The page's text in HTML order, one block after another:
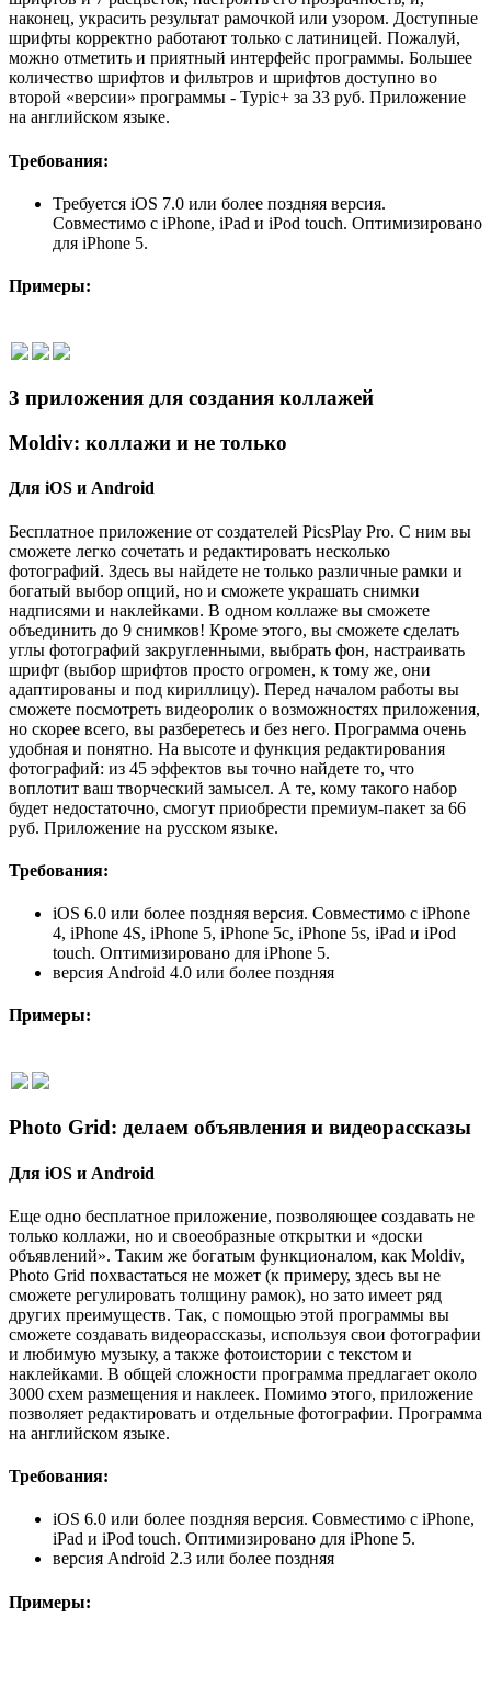
наконец, украсить результат рамочкой или узором. Доступные
шрифты корректно работают только с латиницей. Пожалуй,
можно отметить и приятный интерфейс программы. Большее
количество шрифтов и фильтров и шрифтов доступно во
второй «версии» программы - Typic+ за 33 руб. Приложение
на английском языке.
Требования:
Требуется iOS 7.0 или более поздняя версия.
Совместимо с iPhone, iPad и iPod touch. Оптимизировано
для iPhone 5.
Примеры:
3 приложения для создания коллажей
Moldiv: коллажи и не только
Для iOS и Android
Бесплатное приложение от создателей PicsPlay Pro. С ним вы
сможете легко сочетать и редактировать несколько
фотографий. Здесь вы найдете не только различные рамки и
богатый выбор опций, но и сможете украшать снимки
надписями и наклейками. В одном коллаже вы сможете
объединить до 9 снимков! Кроме этого, вы сможете сделать
углы фотографий закругленными, выбрать фон, настраивать
шрифт (выбор шрифтов просто огромен, к тому же, они
адаптированы и под кириллицу). Перед началом работы вы
сможете посмотреть видеоролик о возможностях приложения,
но скорее всего, вы разберетесь и без него. Программа очень
удобная и понятно. На высоте и функция редактирования
фотографий: из 45 эффектов вы точно найдете то, что
воплотит ваш творческий замысел. А те, кому такого набор
будет недостаточно, смогут приобрести премиум-пакет за 66
руб. Приложение на русском языке.
Требования:
iOS 6.0 или более поздняя версия. Совместимо с iPhone
4, iPhone 4S, iPhone 5, iPhone 5c, iPhone 5s, iPad и iPod
touch. Оптимизировано для iPhone 5.
версия Android 4.0 или более поздняя
Примеры:
Photo Grid: делаем объявления и видеорассказы
Для iOS и Android
Еще одно бесплатное приложение, позволяющее создавать не
только коллажи, но и своеобразные открытки и «доски
объявлений». Таким же богатым функционалом, как Moldiv,
Photo Grid похвастаться не может (к примеру, здесь вы не
сможете регулировать толщину рамок), но зато имеет ряд
других преимуществ. Так, с помощью этой программы вы
сможете создавать видеорассказы, используя свои фотографии
и любимую музыку, а также фотоистории с текстом и
наклейками. В общей сложности программа предлагает около
3000 схем размещения и наклеек. Помимо этого, приложение
позволяет редактировать и отдельные фотографии. Программа
на английском языке.
Требования:
iOS 6.0 или более поздняя версия. Совместимо с iPhone,
iPad и iPod touch. Оптимизировано для iPhone 5.
версия Android 2.3 или более поздняя
Примеры: